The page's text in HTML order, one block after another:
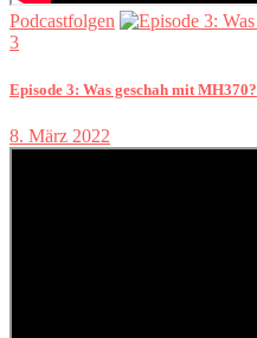
Podcastfolgen
3
Episode 3: Was geschah mit MH370?
8. März 2022